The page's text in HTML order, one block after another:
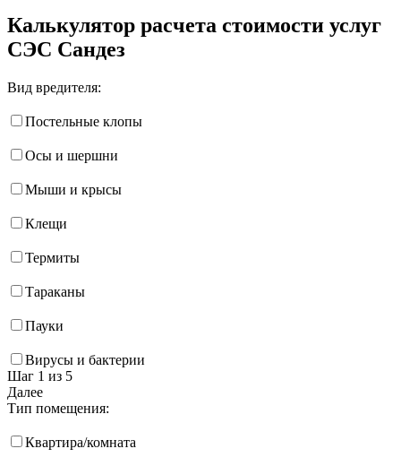
Калькулятор расчета стоимости услуг
СЭС Сандез
Вид вредителя:
Постельные клопы
Осы и шершни
Мыши и крысы
Клещи
Термиты
Тараканы
Пауки
Вирусы и бактерии
Шаг 1 из 5
Далее
Тип помещения:
Квартира/комната